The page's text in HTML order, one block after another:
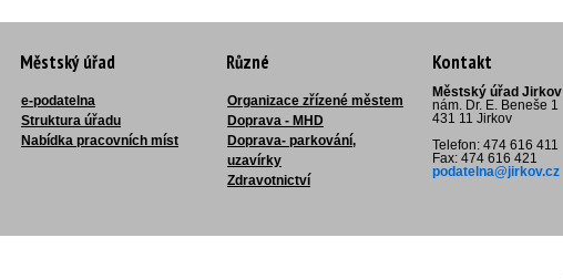
Městský úřad
e-podatelna
Struktura úřadu
Nabídka pracovních míst
Různé
Organizace zřízené městem
Doprava - MHD
Doprava- parkování,
uzavírky
Zdravotnictví
Kontakt
Městský úřad Jirkov
nám. Dr. E. Beneše 1
431 11 Jirkov
Telefon: 474 616 411
Fax: 474 616 421
podatelna@jirkov.cz